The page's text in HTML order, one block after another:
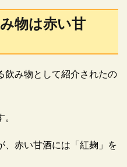
物は赤い甘
飲み物として紹介されたの
、赤い甘酒には「紅麹」を